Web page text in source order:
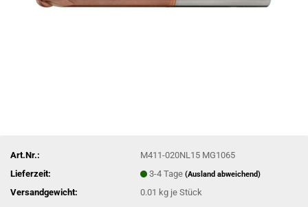
Art.Nr.:
M411-020NL15 MG1065
Lieferzeit:
3-4 Tage(Ausland abweichend)
Versandgewicht: 0.01 kg je Stück